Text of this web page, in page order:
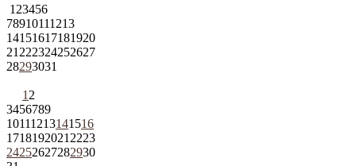
1 23456
78910111213
14151617181920
21 222324252627
28293031
1 2
3456789
10111213141516
1718192021 2223
24252627282930